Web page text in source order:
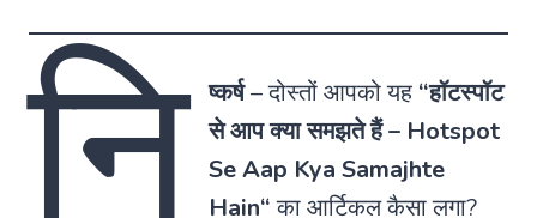
नि ष्कर्ष–दोस्तों आपको यह“हॉटस्पॉट
से आप क्या समझते हैं– Hotspot
Se Aap Kya Samajhte
Hain“का आर्टिकल कैसा लगा?